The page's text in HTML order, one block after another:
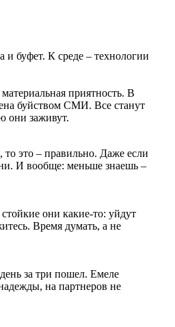
и буфет. К среде – технологии
приятность. В
буйством СМИ. Все станут
они заживут.
то это – правильно. Даже если
И вообще: меньше знаешь –
они какие-то: уйдут
Время думать, а не
за три пошел. Емеле
на партнеров не